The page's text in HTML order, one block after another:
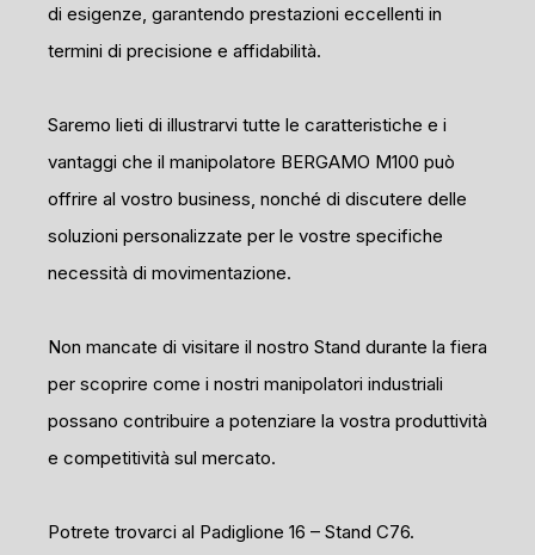
di esigenze, garantendo prestazioni eccellenti in
termini di precisione e affidabilità.
Saremo lieti di illustrarvi tutte le caratteristiche e i
vantaggi che il manipolatore BERGAMO M100 può
offrire al vostro business, nonché di discutere delle
soluzioni personalizzate per le vostre specifiche
necessità di movimentazione.
Non mancate di visitare il nostro Stand durante la fiera
per scoprire come i nostri manipolatori industriali
possano contribuire a potenziare la vostra produttività
e competitività sul mercato.
Potrete trovarci al Padiglione 16 – Stand C76.